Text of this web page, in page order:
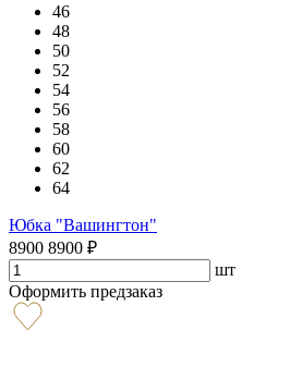
46
48
50
52
54
56
58
60
62
64
Юбка "Вашингтон"
8900 8900 ₽
шт
Оформить предзаказ